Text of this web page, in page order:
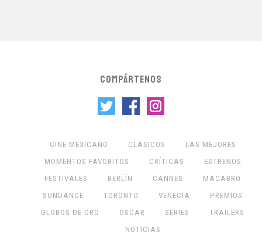
COMPÁRTENOS
CINE MEXICANO CLÁSICOS
LAS MEJORES
MOMENTOS FAVORITOS
CRÍTICAS
ESTRENOS
FESTIVALES
BERLÍN CANNES
MACABRO
SUNDANCE
TORONTO VENECIA
PREMIOS
GLOBOS DE ORO
OSCAR SERIES
TRAILERS
NOTICIAS